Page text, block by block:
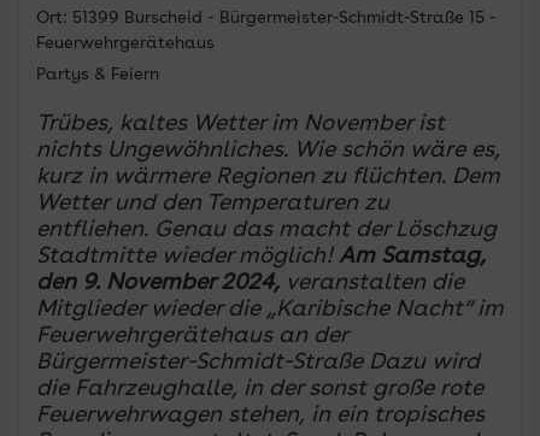
Ort: 51399 Burscheid - Bürgermeister-Schmidt-Straße 15 -
Feuerwehrgerätehaus
Partys & Feiern
Trübes, kaltes Wetter im November ist
nichts Ungewöhnliches. Wie schön wäre es,
kurz in wärmere Regionen zu flüchten. Dem
Wetter und den Temperaturen zu
entfliehen. Genau das macht der Löschzug
Stadtmitte wieder möglich! Am Samstag,
den 9. November 2024, veranstalten die
Mitglieder wieder die „Karibische Nacht“ im
Feuerwehrgerätehaus an der
Bürgermeister-Schmidt-Straße Dazu wird
die Fahrzeughalle, in der sonst große rote
Feuerwehrwagen stehen, in ein tropisches